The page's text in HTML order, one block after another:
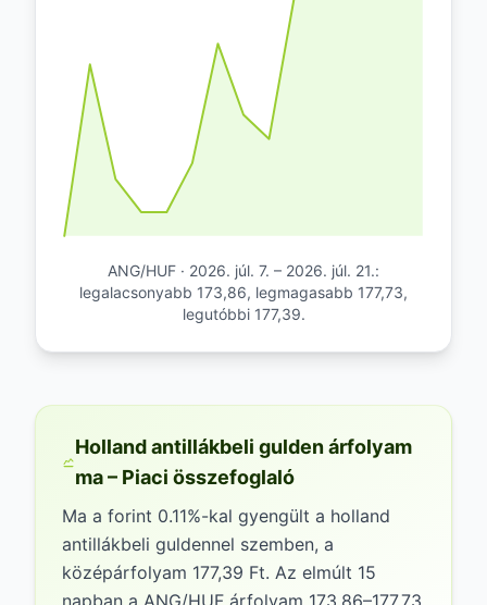
ANG/HUF · 2026. júl. 7. – 2026. júl. 21.:
legalacsonyabb 173,86, legmagasabb 177,73,
legutóbbi 177,39.
Holland antillákbeli gulden árfolyam
ma – Piaci összefoglaló
Ma a forint 0.11%-kal gyengült a holland
antillákbeli guldennel szemben, a
középárfolyam 177,39 Ft. Az elmúlt 15
napban a ANG/HUF árfolyam 173,86–177,73